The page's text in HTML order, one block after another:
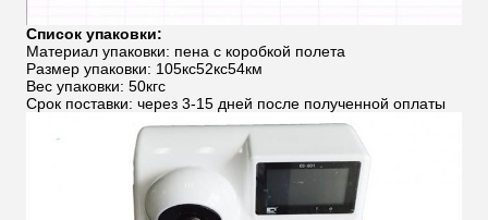
Список упаковки:
Материал упаковки: пена с коробкой полета
Размер упаковки: 105кс52кс54км
Вес упаковки: 50кгс
Срок поставки: через 3-15 дней после полученной оплаты